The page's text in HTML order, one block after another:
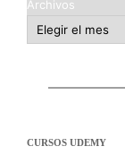
Archivos
CURSOS UDEMY